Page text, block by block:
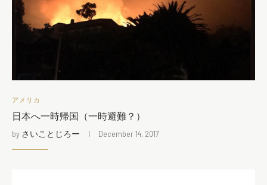
アメリカ
日本へ一時帰国（一時避難？）
by さいことじろー December 14, 2017